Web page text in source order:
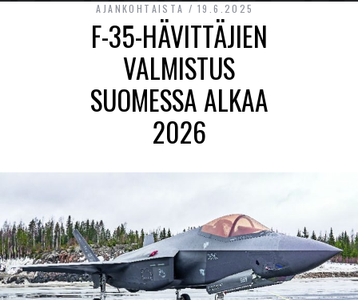
AJANKOHTAISTA 19.6.2025
F-35-HÄVITTÄJIEN
VALMISTUS
SUOMESSA ALKAA
2026